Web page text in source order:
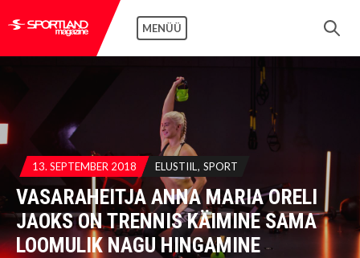
MENÜÜ
13. SEPTEMBER 2018 ELUSTIIL SPORT
VASARAHEITJA ANNA MARIA ORELI
JAOKS ON TRENNIS KÄIMINE SAMA
LOOMULIK NAGU HINGAMINE